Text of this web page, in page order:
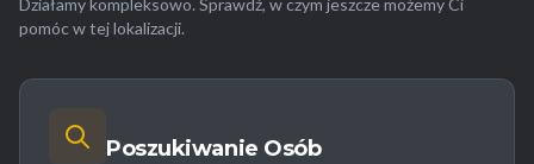
Działamy kompleksowo. Sprawdź, w czym jeszcze możemy Ci
pomóc w tej lokalizacji.
Poszukiwanie Osób